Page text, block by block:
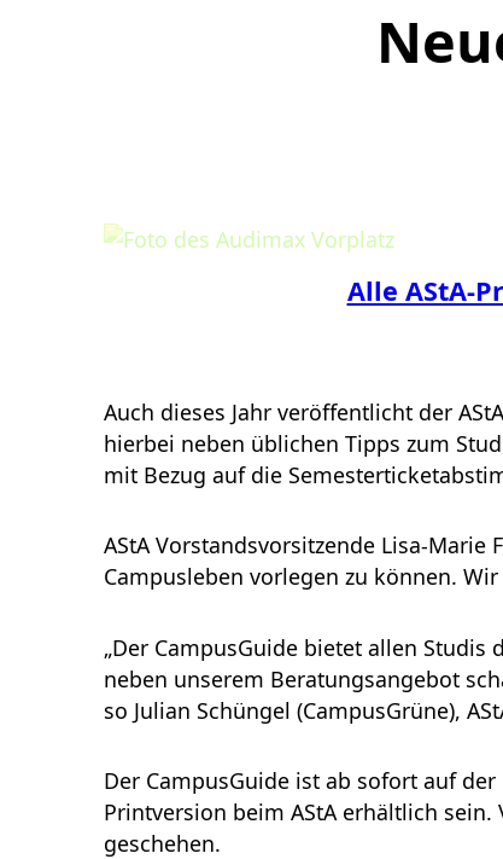
Alle AStA-
Auch dieses Jahr veröffentlicht der
hierbei neben üblichen Tipps zum
mit Bezug auf die
AStA Vorstandsvorsitzende Lisa-
Campusleben vorlegen zu können.
„Der CampusGuide bietet allen
neben unserem Beratungsangebot
so Julian Schüngel (CampusGrüne),
Der CampusGuide ist ab sofort auf
Printversion beim AStA erhältlich
geschehen.